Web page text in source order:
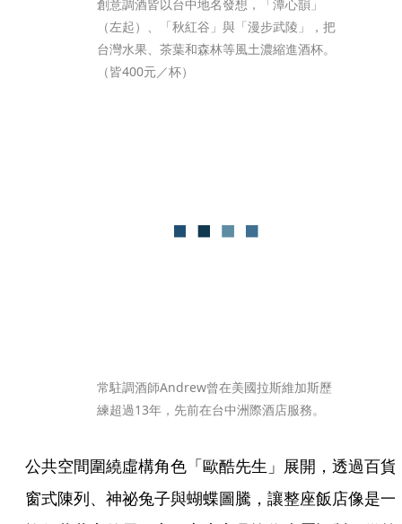
創意調酒皆以台中地名發想，「潭心韻」
（左起）、「秋紅谷」與「漫步武陵」，把
台灣水果、茶葉和森林等風土濃縮進酒杯。
（皆400元／杯）
常駐調酒師Andrew曾在美國拉斯維加斯歷
練超過13年，先前在台中洲際酒店服務。
公共空間圍繞虛構角色「歐酷先生」展開，透過百貨
窗式陳列、神祕兔子與蝴蝶圖騰，讓整座飯店像是一